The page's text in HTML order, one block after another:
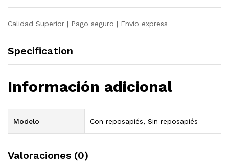
Calidad Superior | Pago seguro | Envio express
Specification
Información adicional
Modelo Con reposapiés, Sin reposapiés
Valoraciones (0)